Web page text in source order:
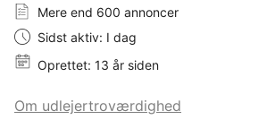
Mere end 600 annoncer
Sidst aktiv: I dag
Oprettet: 13 år siden
Om udlejertroværdighed